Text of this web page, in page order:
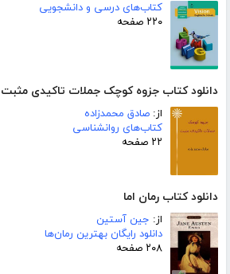
کتاب‌های درسی و دانشجویی
۲۲۰ صفحه
دانلود کتاب جزوه کوچک جملات تاکیدی مثبت
از: صادق محمدزاده
کتاب‌های روانشناسی
۲۲ صفحه
دانلود کتاب رمان اما
از: جین آستین
دانلود رایگان بهترین رمان‌ها
۲۰۸ صفحه